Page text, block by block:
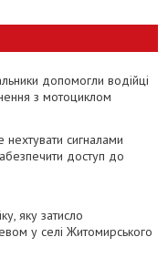
допомогли водійці
з мотоциклом
сигналами
доступ до
яку затисло
у селі Житомирського